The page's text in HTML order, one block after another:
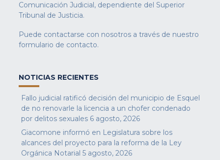
Comunicación Judicial, dependiente del Superior
Tribunal de Justicia.
Puede contactarse con nosotros a través de nuestro
formulario de contacto.
NOTICIAS RECIENTES
Fallo judicial ratificó decisión del municipio de Esquel
de no renovarle la licencia a un chofer condenado
por delitos sexuales 6 agosto, 2026
Giacomone informó en Legislatura sobre los
alcances del proyecto para la reforma de la Ley
Orgánica Notarial 5 agosto, 2026